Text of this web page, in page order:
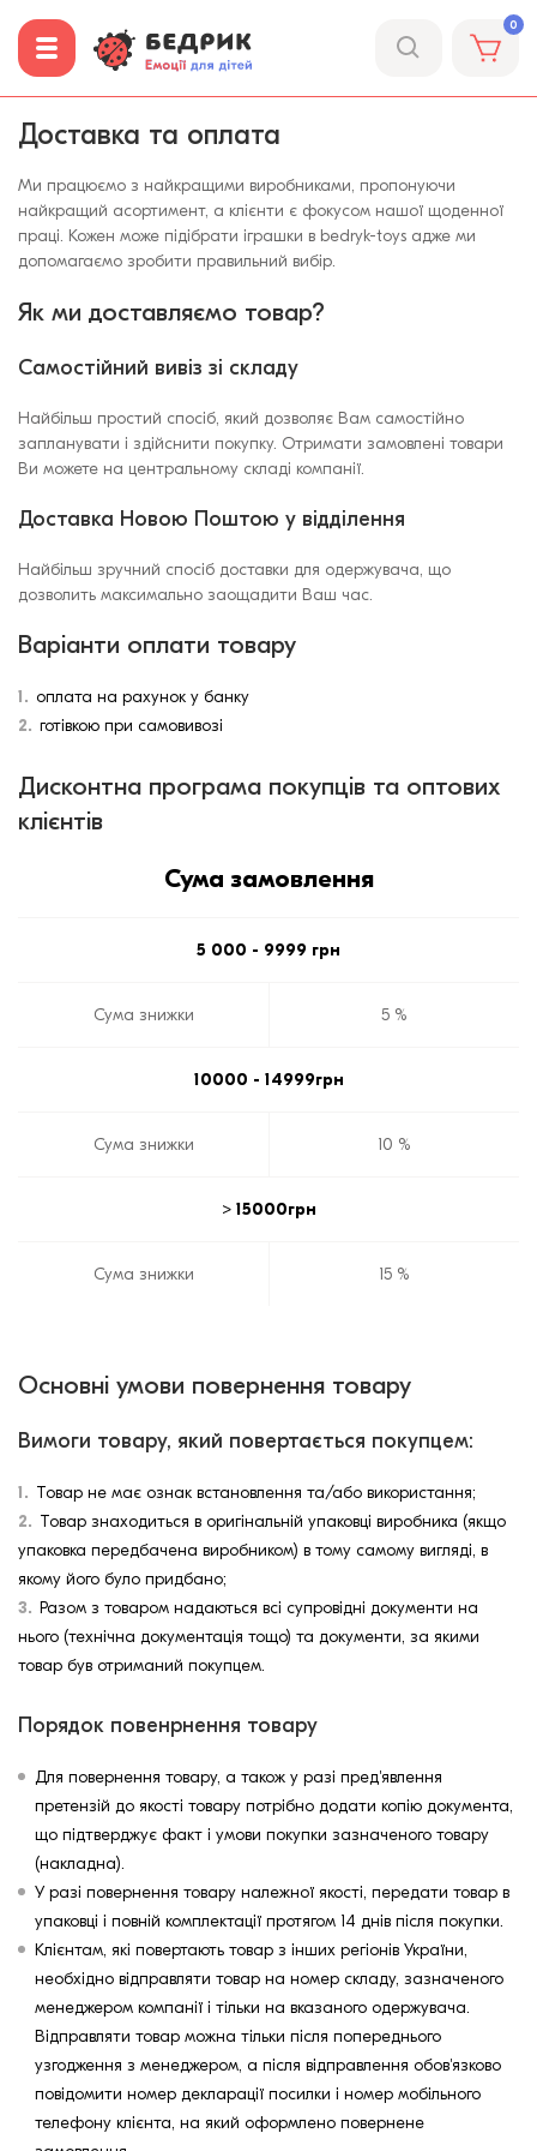
0
Доставка та оплата
Ми працюємо з найкращими виробниками, пропонуючи
найкращий асортимент, а клієнти є фокусом нашої щоденної
праці. Кожен може підібрати іграшки в bedryk-toys адже ми
допомагаємо зробити правильний вибір.
Як ми доставляємо товар?
Самостійний вивіз зі складу
Найбільш простий спосіб, який дозволяє Вам самостійно
запланувати і здійснити покупку. Отримати замовлені товари
Ви можете на центральному складі компанії.
Доставка Новою Поштою у відділення
Найбільш зручний спосіб доставки для одержувача, що
дозволить максимально заощадити Ваш час.
Варіанти оплати товару
оплата на рахунок у банку
готівкою при самовивозі
Дисконтна програма покупців та оптових
клієнтів
Сума замовлення
5 000 - 9999 грн
Сума знижки 5 %
10000 - 14999грн
Сума знижки 10 %
> 15000грн
Сума знижки 15 %
Основні умови повернення товару
Вимоги товару, який повертається покупцем:
Товар не має ознак встановлення та/або використання;
Товар знаходиться в оригінальній упаковці виробника (якщо
упаковка передбачена виробником) в тому самому вигляді, в
якому його було придбано;
Разом з товаром надаються всі супровідні документи на
нього (технічна документація тощо) та документи, за якими
товар був отриманий покупцем.
Порядок повенрнення товару
Для повернення товару, а також у разі пред'явлення
претензій до якості товару потрібно додати копію документа,
що підтверджує факт і умови покупки зазначеного товару
(накладна).
У разі повернення товару належної якості, передати товар в
упаковці і повній комплектації протягом 14 днів після покупки.
Клієнтам, які повертають товар з інших регіонів України,
необхідно відправляти товар на номер складу, зазначеного
менеджером компанії і тільки на вказаного одержувача.
Відправляти товар можна тільки після попереднього
узгодження з менеджером, а після відправлення обов'язково
повідомити номер декларації посилки і номер мобільного
телефону клієнта, на який оформлено повернене